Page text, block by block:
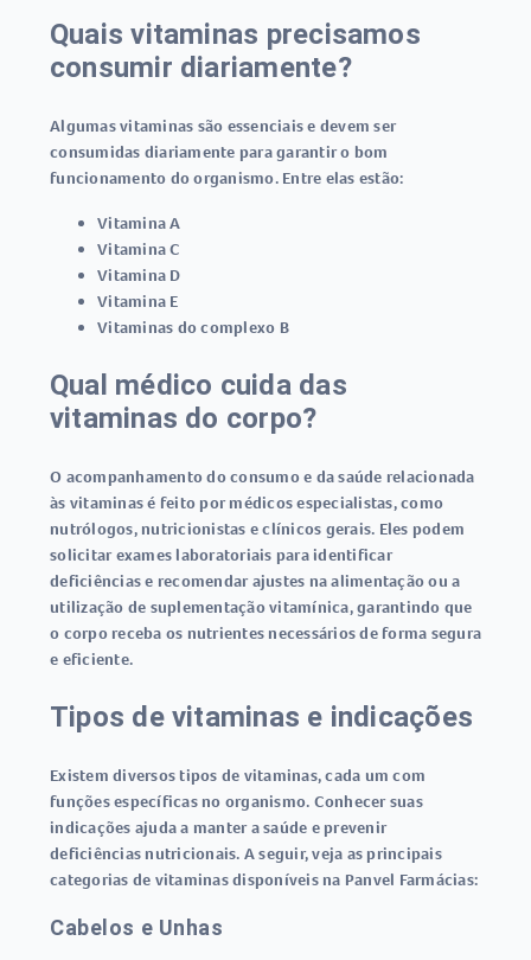
Quais vitaminas precisamos
consumir diariamente?
Algumas vitaminas são essenciais e devem ser
consumidas diariamente para garantir o bom
funcionamento do organismo. Entre elas estão:
Vitamina A
Vitamina C
Vitamina D
Vitamina E
Vitaminas do complexo B
Qual médico cuida das
vitaminas do corpo?
O acompanhamento do consumo e da saúde relacionada
às vitaminas é feito por médicos especialistas, como
nutrólogos, nutricionistas eclínicos gerais. Eles podem
solicitar exames laboratoriais para identificar
deficiências e recomendar ajustes na alimentação ou a
utilização de suplementação vitamínica, garantindo que
o corpo receba os nutrientes necessários de forma segura
e eficiente.
Tipos de vitaminas e indicações
Existem diversostipos de vitaminas, cada um com
funções específicas no organismo. Conhecer suas
indicações ajuda a manter a saúde e prevenir
deficiências nutricionais. A seguir, veja as principais
categorias de vitaminas disponíveis na Panvel Farmácias:
Cabelos e Unhas